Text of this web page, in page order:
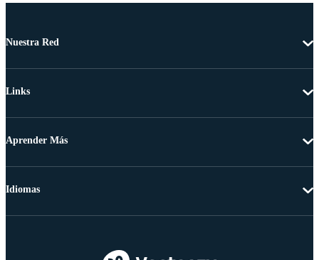
Nuestra Red
Links
Aprender Más
Idiomas